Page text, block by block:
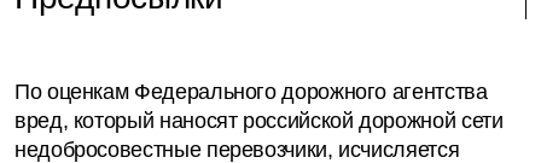
По оценкам Федерального дорожного агентства
вред, который наносят российской дорожной сети
недобросовестные перевозчики, исчисляется